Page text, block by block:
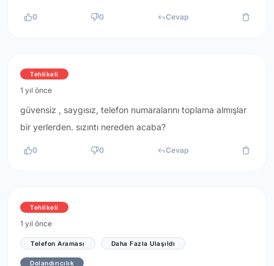
0 0 Cevap
Tehlikeli
1 yıl önce
güvensiz , saygısız, telefon numaralarını toplama almışlar
bir yerlerden. sızıntı nereden acaba?
0 0 Cevap
Tehlikeli
1 yıl önce
Telefon Araması Daha Fazla Ulaşıldı
Dolandırıcılık